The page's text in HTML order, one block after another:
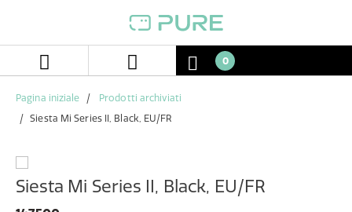
navigazione
0
Pagina iniziale
Prodotti archiviati
Siesta Mi Series II, Black, EU/FR
Siesta Mi Series II, Black, EU/FR